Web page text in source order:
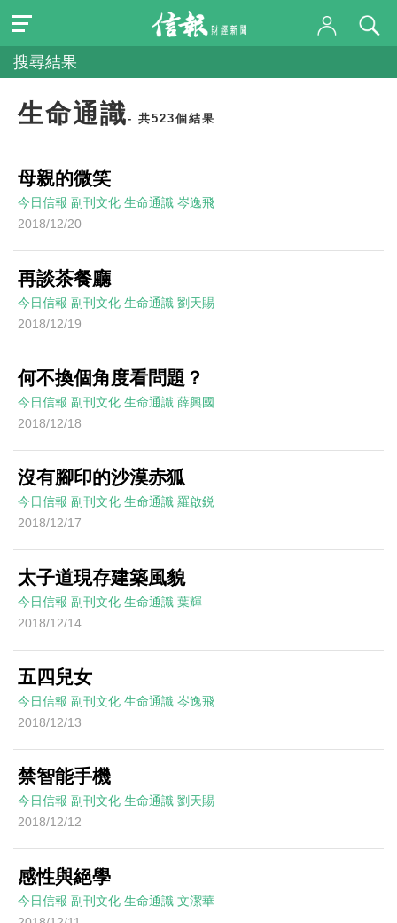
搜尋結果
生命通識- 共523個結果
母親的微笑
今日信報 副刊文化 生命通識 岑逸飛
2018/12/20
再談茶餐廳
今日信報 副刊文化 生命通識 劉天賜
2018/12/19
何不換個角度看問題？
今日信報 副刊文化 生命通識 薛興國
2018/12/18
沒有腳印的沙漠赤狐
今日信報 副刊文化 生命通識 羅啟鋭
2018/12/17
太子道現存建築風貌
今日信報 副刊文化 生命通識 葉輝
2018/12/14
五四兒女
今日信報 副刊文化 生命通識 岑逸飛
2018/12/13
禁智能手機
今日信報 副刊文化 生命通識 劉天賜
2018/12/12
感性與絕學
今日信報 副刊文化 生命通識 文潔華